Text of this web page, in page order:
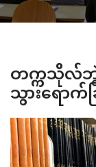
တက္ကသိုလ်ဘွဲ့
သွားရောက်ခ